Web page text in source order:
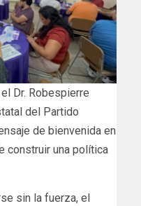
Dr. Robespierre
del Partido
de bienvenida en
construir una política
sin la fuerza, el